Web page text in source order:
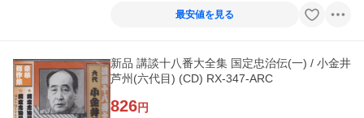
最安値を見る
新品 講談十八番大全集 国定忠治伝(一) / 小金井
芦州(六代目) (CD) RX-347-ARC
826円